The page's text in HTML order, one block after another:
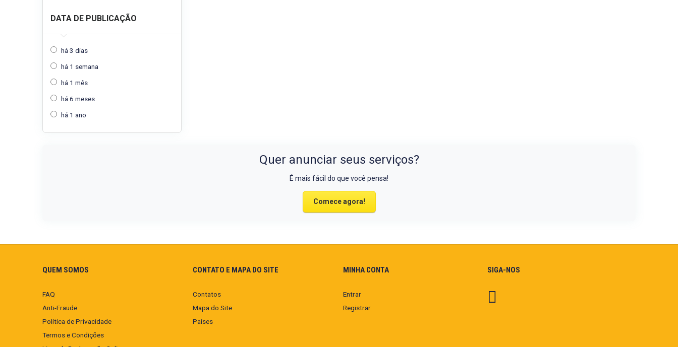
DATA DE PUBLICAÇÃO
há 3 dias
há 1 semana
há 1 mês
há 6 meses
há 1 ano
Quer anunciar seus serviços?
É mais fácil do que você pensa!
Comece agora!
QUEM SOMOS
FAQ
Anti-Fraude
Política de Privacidade
Termos e Condições
CONTATO E MAPA DO SITE
Contatos
Mapa do Site
Países
MINHA CONTA
Entrar
Registrar
SIGA-NOS